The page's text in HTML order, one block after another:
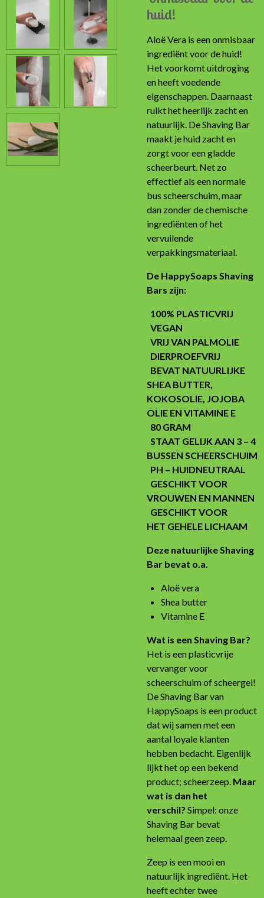
huid!
Aloë Vera is een onmisbaar
ingrediënt voor de huid!
Het voorkomt uitdroging
en heeft voedende
eigenschappen. Daarnaast
ruikt het heerlijk zacht en
natuurlijk. De Shaving Bar
maakt je huid zacht en
zorgt voor een gladde
scheerbeurt. Net zo
effectief als een normale
bus scheerschuim, maar
dan zonder de chemische
ingrediënten of het
vervuilende
verpakkingsmateriaal.
De HappySoaps Shaving
Bars zijn:
100% PLASTICVRIJ
VEGAN
VRIJ VAN PALMOLIE
DIERPROEFVRIJ
BEVAT NATUURLIJKE
SHEA BUTTER,
KOKOSOLIE, JOJOBA
OLIE EN VITAMINE E
80 GRAM
STAAT GELIJK AAN 3 – 4
BUSSEN SCHEERSCHUIM
PH – HUIDNEUTRAAL
GESCHIKT VOOR
VROUWEN EN MANNEN
GESCHIKT VOOR
HET GEHELE LICHAAM
Deze natuurlijke Shaving
Bar bevat o.a.
Aloë vera
Shea butter
Vitamine E
Wat is een Shaving Bar?
Het is een plasticvrije
vervanger voor
scheerschuim of scheergel!
De Shaving Bar van
HappySoaps is een product
dat wij samen met een
aantal loyale klanten
hebben bedacht. Eigenlijk
lijkt het op een bekend
product; scheerzeep. Maar
wat is dan het
verschil? Simpel: onze
Shaving Bar bevat
helemaalgeen zeep.
Zeep is een mooi en
natuurlijk ingrediënt. Het
heeft echter twee